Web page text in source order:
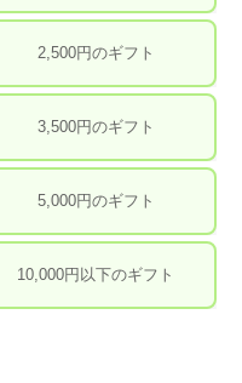
2,500円のギフト
3,500円のギフト
5,000円のギフト
10,000円以下のギフト